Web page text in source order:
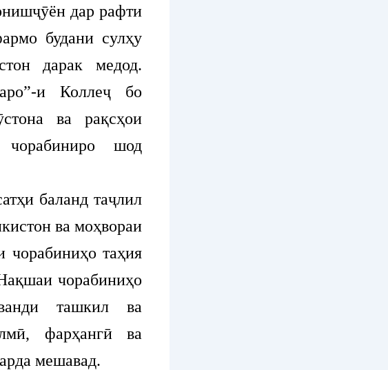
дар рафти
будани сулҳу
дарак медод.
и Коллеҷ бо
ва рақсҳои
чорабиниро шод
баланд таҷлил
ва моҳвораи
чорабиниҳо таҳия
чорабиниҳо
ташкил ва
фарҳангӣ ва
мешавад.